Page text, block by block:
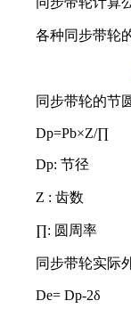
各种同步带轮
同步带轮的节
Dp=Pb×Z/∏
Dp: 节径
Z : 齿数
∏: 圆周率
同步带轮实际
De= Dp-2δ